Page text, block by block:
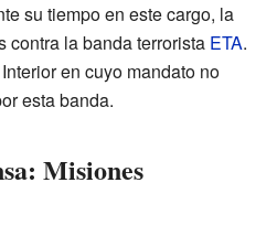
su tiempo en este cargo, la
contra la banda terrorista ETA.
en cuyo mandato no
esta banda.
Misiones